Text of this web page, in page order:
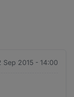
Sep 2015 - 14:00